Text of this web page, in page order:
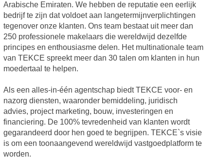
Arabische Emiraten. We hebben de reputatie een eerlijk
bedrijf te zijn dat voldoet aan langetermijnverplichtingen
tegenover onze klanten. Ons team bestaat uit meer dan
250 professionele makelaars die wereldwijd dezelfde
principes en enthousiasme delen. Het multinationale team
van TEKCE spreekt meer dan 30 talen om klanten in hun
moedertaal te helpen.
Als een alles-in-één agentschap biedt TEKCE voor- en
nazorg diensten, waaronder bemiddeling, juridisch
advies, project marketing, bouw, investeringen en
financiering. De 100% tevredenheid van klanten wordt
gegarandeerd door hen goed te begrijpen. TEKCE`s visie
is om een toonaangevend wereldwijd vastgoedplatform te
worden.